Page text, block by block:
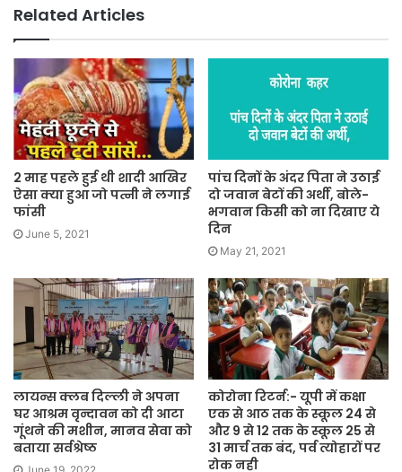
Related Articles
2 माह पहले हुई थी शादी आखिर
ऐसा क्या हुआ जो पत्नी ने लगाई
फांसी
June 5, 2021
पांच दिनों के अंदर पिता ने उठाई
दो जवान बेटों की अर्थी, बोले-
भगवान किसी को ना दिखाए ये
दिन
May 21, 2021
लायन्स क्लब दिल्ली ने अपना
घर आश्रम वृन्दावन को दी आटा
गूंथने की मशीन, मानव सेवा को
बताया सर्वश्रेष्ठ
कोरोना रिटर्न:- यूपी में कक्षा
एक से आठ तक के स्कूल 24 से
और 9 से 12 तक के स्कूल 25 से
31 मार्च तक बंद, पर्व त्योहारों पर
रोक नही